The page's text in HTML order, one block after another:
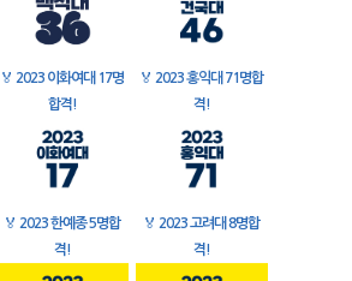
🏅 2023 이화여대 17명
합격!
🏅 2023 홍익대 71명합
격!
🏅 2023 한예종 5명합
격!
🏅 2023 고려대 8명합
격!